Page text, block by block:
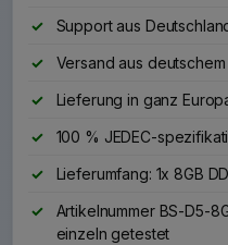
Support aus
Versand aus
Lieferung in ganz
100 % JEDEC-
Lieferumfang: 1x 8GB
Artikelnummer BS-D5-
einzeln getestet